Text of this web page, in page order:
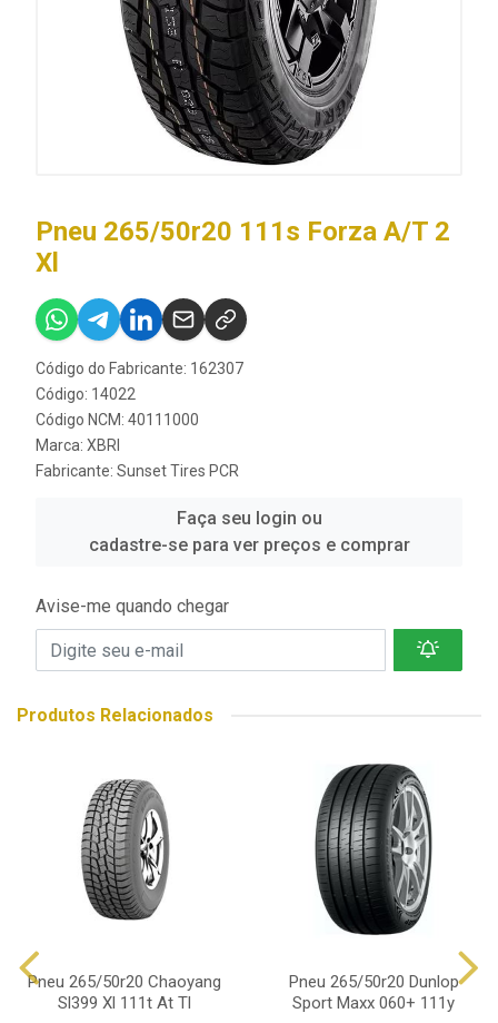
Pneu 265/50r20 111s Forza A/T 2
Xl
Código do Fabricante: 162307
Código: 14022
Código NCM: 40111000
Marca: XBRI
Fabricante: Sunset Tires PCR
Faça seu login ou
cadastre-se para ver preços e comprar
Avise-me quando chegar
Produtos Relacionados
Pneu 265/50r20 Chaoyang
Sl399 Xl 111t At Tl
Pneu 265/50r20 Dunlop
Sport Maxx 060+ 111y